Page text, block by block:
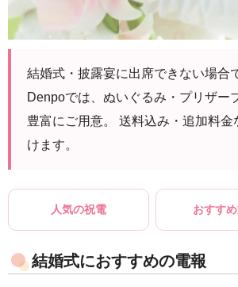
結婚式・披露宴に出席できない場合
Denpoでは、ぬいぐるみ・プリザー
豊富にご用意。 送料込み・追加料
けます。
人気の祝電 おすす
結婚式におすすめの電報